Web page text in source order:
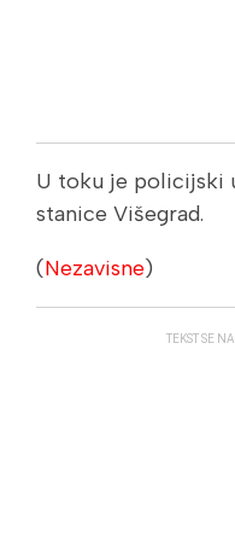
U toku je policijski
stanice Višegrad.
(Nezavisne)
TEKST SE